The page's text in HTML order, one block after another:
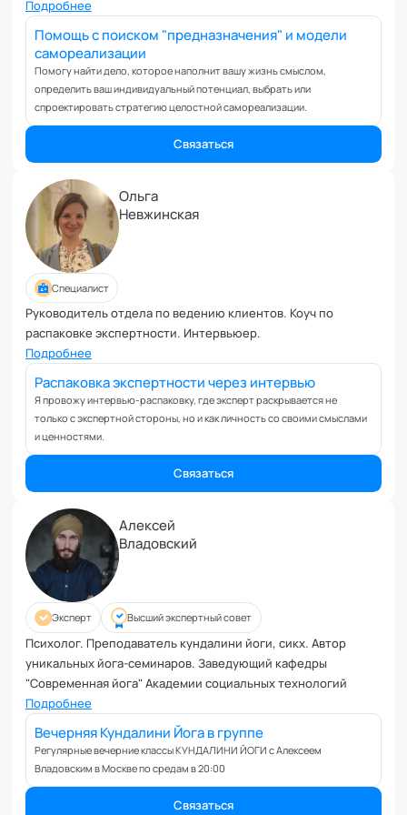
Воспитание
Депрессия
Долголетие и качество жизни
Дыхательные практики
Иммунитет
Карьерная стратегия
Клиентский менеджмент
Когнитивные способности
Командное лидерство
Коммуникационная стратегия
Коммуникация в команде
Корпоративная антропология
Корпоративная культура и этика
Коучинг команд
Коучинг руководителей
Кризисы
Маркетинговые и PR коммуникации
Межличностные конфликты
Наставничество
Невроз
Обучение и образовательные программы
Ораторское искусство
Организация и проведение переговоров
Оргконсультирование
Отношения с родителями
Персональный коучинг
Подробнее
Помощь с поиском "предназначения" и модели
самореализации
Помогу найти дело, которое наполнит вашу жизнь смыслом,
определить ваш индивидуальный потенциал, выбрать или
спроектировать стратегию целостной самореализации.
Связаться
Ольга
Невжинская
Специалист
Руководитель отдела по ведению клиентов. Коуч по
распаковке экспертности. Интервьюер.
Подробнее
Распаковка экспертности через интервью
Я провожу интервью-распаковку, где эксперт раскрывается не
только с экспертной стороны, но и как личность со своими смыслами
и ценностями.
Связаться
Алексей
Владовский
Эксперт Высший экспертный совет
Психолог. Преподаватель кундалини йоги, сикх. Автор
уникальных йога-семинаров. Заведующий кафедры
"Современная йога" Академии социальных технологий
Подробнее
Вечерняя Кундалини Йога в группе
Регулярные вечерние классы КУНДАЛИНИ ЙОГИ с Алексеем
Владовским в Москве по средам в 20:00
Связаться